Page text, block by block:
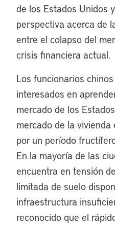
de los Estados Unidos
perspectiva acerca de
entre el colapso del
crisis financiera actual.
Los funcionarios
interesados en
mercado de los
mercado de la
por un período
En la mayoría de las
encuentra en tensión
limitada de suelo
infraestructura
reconocido que el